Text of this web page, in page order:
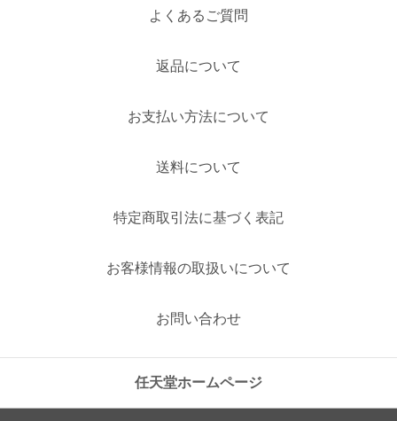
よくあるご質問
返品について
お支払い方法について
送料について
特定商取引法に基づく表記
お客様情報の取扱いについて
お問い合わせ
任天堂ホームページ